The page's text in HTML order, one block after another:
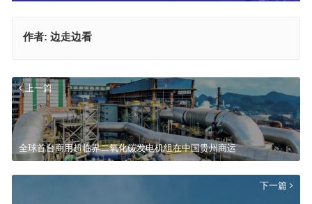
作者: 边走边看
上一篇
全球首台商用超临界二氧化碳发电机组在中国贵州商运
下一篇